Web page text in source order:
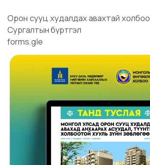
Орон сууц худалдах авахтай
Сургалтын бүртгэл
forms.gle